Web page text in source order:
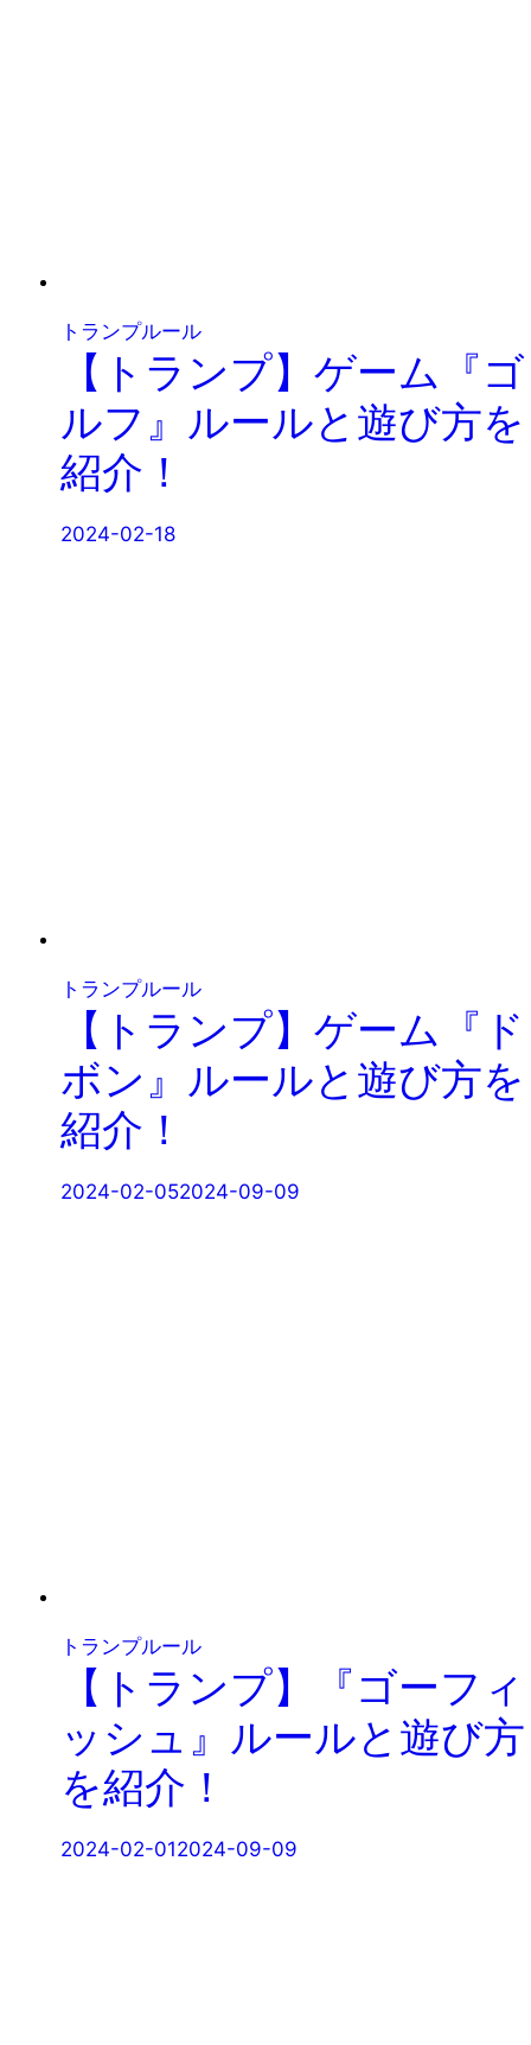
トランプルール
【トランプ】ゲーム『ゴ
ルフ』ルールと遊び方を
紹介！
2024-02-18
トランプルール
【トランプ】ゲーム『ド
ボン』ルールと遊び方を
紹介！
2024-02-052024-09-09
トランプルール
【トランプ】『ゴーフィ
ッシュ』ルールと遊び方
を紹介！
2024-02-012024-09-09